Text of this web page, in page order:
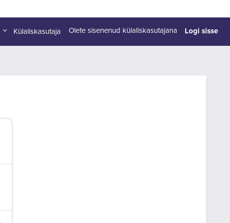
Külaliskasutaja Olete sisenenud külaliskasutajana Logi sisse